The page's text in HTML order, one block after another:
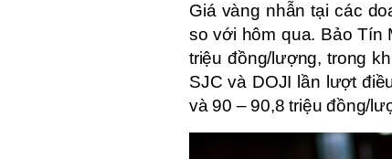
Giá vàng nhẫn tại các
so với hôm qua. Bảo Tín
triệu đồng/lượng, trong
SJC và DOJI lần lượt
và 90 – 90,8 triệu đồng/